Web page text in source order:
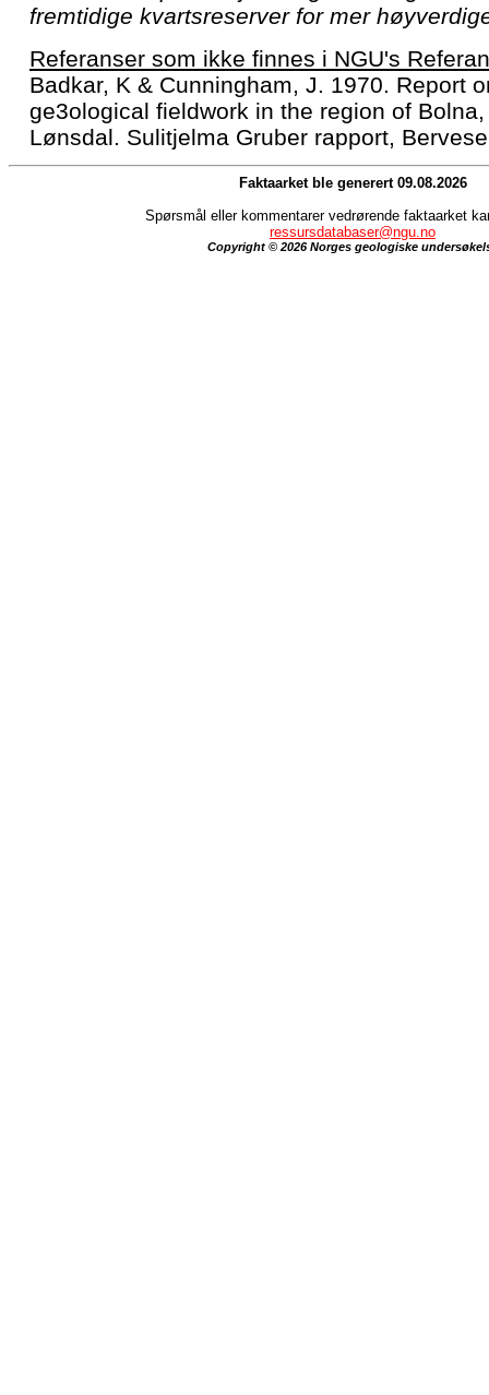
fremtidige kvartsreserver for mer
Referanser som ikke finnes i NGU's
Badkar, K & Cunningham, J. 1970. Report
ge3ological fieldwork in the region of
Lønsdal. Sulitjelma Gruber rapport,
Faktaarket ble generert 09.08.2026
Spørsmål eller kommentarer vedrørende faktaarket
ressursdatabaser@ngu.no
Copyright © 2026 Norges geologiske